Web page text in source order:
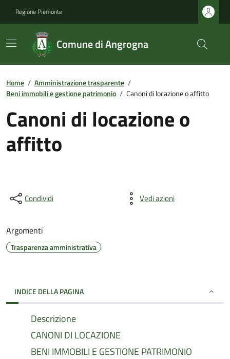
Regione Piemonte
Comune di Angrogna
Home / Amministrazione trasparente /
Beni immobili e gestione patrimonio / Canoni di locazione o affitto
Canoni di locazione o
affitto
Condividi Vedi azioni
Argomenti
Trasparenza amministrativa
INDICE DELLA PAGINA
Descrizione
CANONI DI LOCAZIONE
BENI IMMOBILI E GESTIONE PATRIMONIO